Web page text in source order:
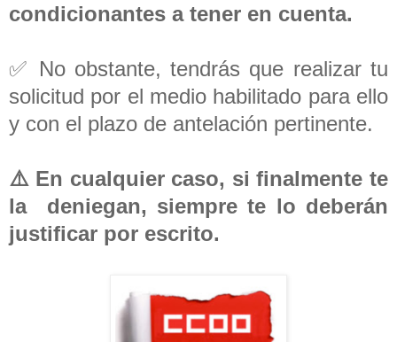
condicionantes a tener en cuenta.
✅️ No obstante, tendrás que realizar tu
solicitud por el medio habilitado para ello
y con el plazo de antelación pertinente.
⚠️ En cualquier caso, si finalmente te
la deniegan, siempre te lo deberán
justificar por escrito.